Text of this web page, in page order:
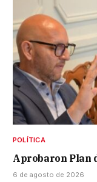
POLÍTICA
Aprobaron Plan
6 de agosto de 2026